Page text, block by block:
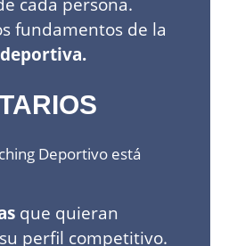
cada persona.
fundamentos de la
Deportivo está
que quieran
perfil competitivo.